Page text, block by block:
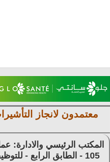
معتمدون لانجاز
المكتب الرئيسي
105 - الطابق الرابع - للتوظيف وتقديم السير الذاتية وتخليص المعاملات وتصديق الشهادات